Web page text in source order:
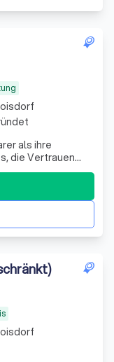
als ihre
die Vertrauen